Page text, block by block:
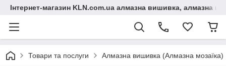
Інтернет-магазин KLN.com.ua алмазна вишивка, алмазна
Товари та послуги Алмазна вишивка (Алмазна мозаїка)